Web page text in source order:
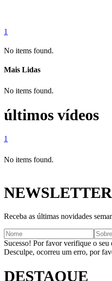
1
No items found.
Mais Lidas
No items found.
últimos vídeos
1
No items found.
NEWSLETTER
Receba as últimas novidades
Sucesso! Por favor verifique o
Desculpe, ocorreu um erro, por
DESTAQUE